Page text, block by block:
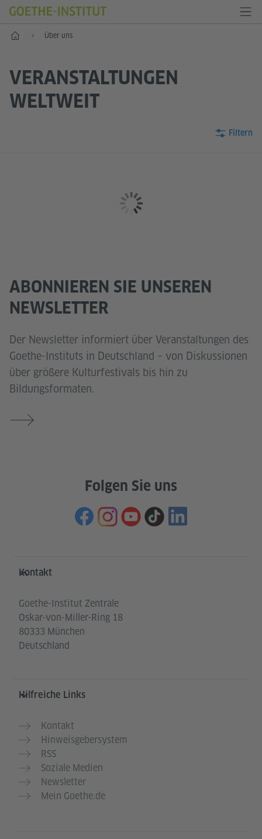
Start Über uns
VERANSTALTUNGEN
WELTWEIT
Filtern
ABONNIEREN SIE UNSEREN
NEWSLETTER
Der Newsletter informiert über Veranstaltungen des
Goethe-Instituts in Deutschland – von Diskussionen
über größere Kulturfestivals bis hin zu
Bildungsformaten.
Folgen Sie uns
Service- und Informationsbereich
Kontakt
Goethe-Institut Zentrale
Oskar-von-Miller-Ring 18
80333 München
Deutschland
Hilfreiche Links
Kontakt
Hinweisgebersystem
RSS
Soziale Medien
Newsletter
Mein Goethe.de